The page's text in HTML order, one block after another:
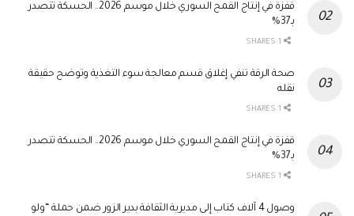
قفزة في إنتاج القمح السوري خلال موسم 2026.. الحسكة تتصدر
بـ37%
صحة الرقة تنفي إغلاق قسم معالجة سوء التغذية وتوضح حقيقة
نقله
قفزة في إنتاج القمح السوري خلال موسم 2026.. الحسكة تتصدر
بـ37%
وصول 4 آلاف كتاب إلى مديرية الثقافة بدير الزور ضمن حملة “ولو